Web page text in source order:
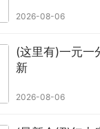
2026-08-06
(这里有)一元一
新
2026-08-06